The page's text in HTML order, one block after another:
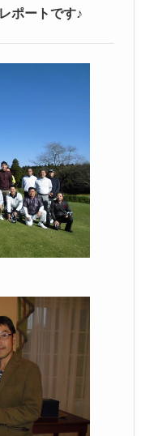
ポートです♪